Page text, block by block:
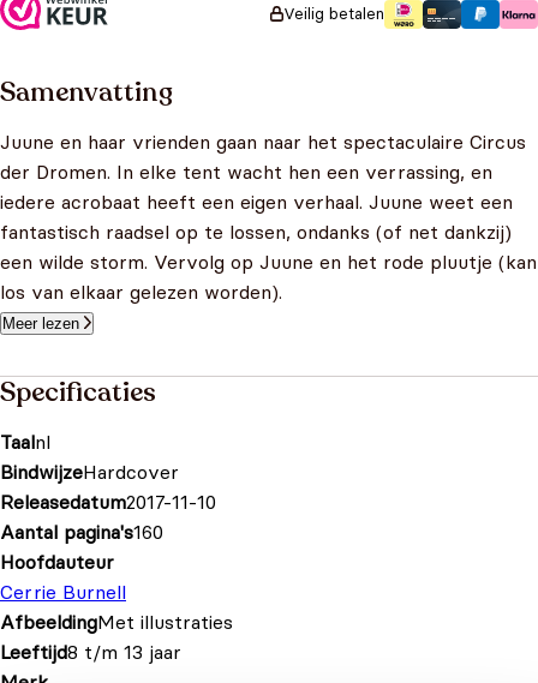
Veilig betalen
Samenvatting
Juune en haar vrienden gaan naar het spectaculaire Circus
der Dromen. In elke tent wacht hen een verrassing, en
iedere acrobaat heeft een eigen verhaal. Juune weet een
fantastisch raadsel op te lossen, ondanks (of net dankzij)
een wilde storm. Vervolg op Juune en het rode pluutje (kan
los van elkaar gelezen worden).
Meer lezen
Specificaties
Taalnl
BindwijzeHardcover
Releasedatum2017-11-10
Aantal pagina's160
Hoofdauteur
Cerrie Burnell
AfbeeldingMet illustraties
Leeftijd8 t/m 13 jaar